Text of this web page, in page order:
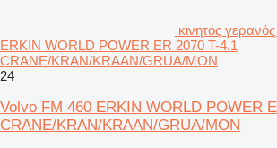
κινητός
ERKIN WORLD POWER ER 2070 T-4.1
CRANE/KRAN/KRAAN/GRUA/MON
24
Volvo FM 460 ERKIN WORLD POWER
CRANE/KRAN/KRAAN/GRUA/MON